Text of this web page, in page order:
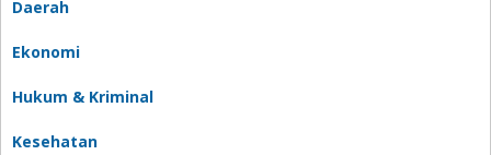
Daerah
Ekonomi
Hukum & Kriminal
Kesehatan